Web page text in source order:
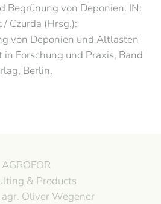
Begrünung von Deponien. IN:
Czurda (Hrsg.):
von Deponien und Altlasten
Forschung und Praxis, Band
Berlin.
AGROFOR
& Products
Oliver Wegener